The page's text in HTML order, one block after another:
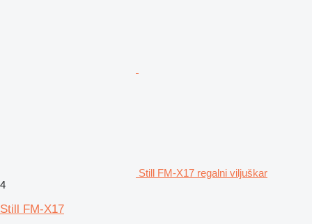
Still FM-X17 regalni viljuškar
4
Still FM-X17